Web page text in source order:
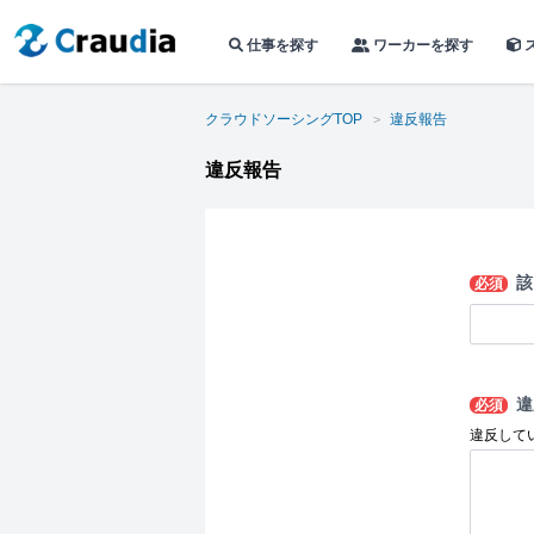
仕事を探す ワーカーを探す
クラウドソーシングTOP 違反報告
違反報告
必須
必須
違反して